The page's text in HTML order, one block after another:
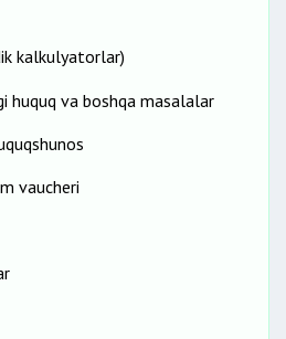
kalkulyatorlar)
huquq va boshqa masalalar
vaucheri